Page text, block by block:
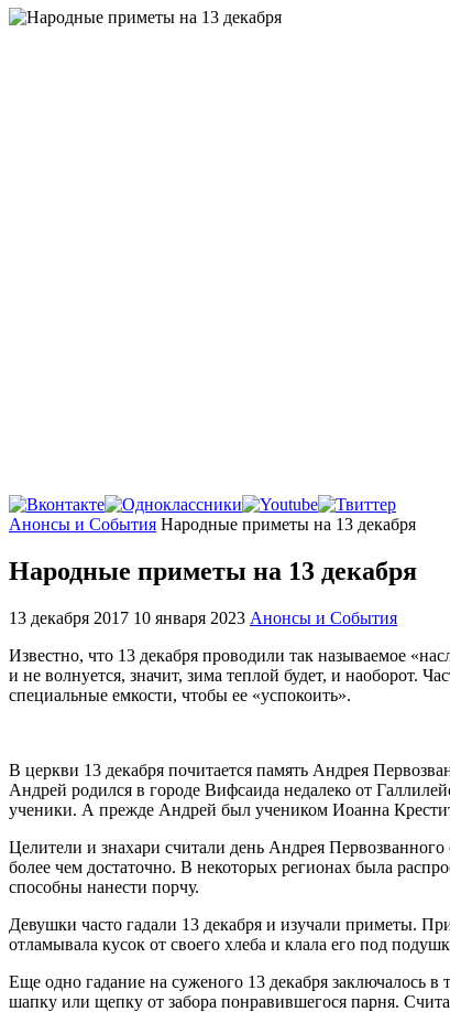
Главная
Анонсы и События Народные приметы на 13 декабря
Народные приметы на 13 декабря
13 декабря 2017 10 января 2023 Анонсы и События
Известно, что 13 декабря проводили так называемое
и не волнуется, значит, зима теплой будет, и
специальные емкости, чтобы ее «успокоить».
В церкви 13 декабря почитается память Андрея
Андрей родился в городе Вифсаида недалеко от
ученики. А прежде Андрей был учеником Иоанна
Целители и знахари считали день Андрея
более чем достаточно. В некоторых регионах была
способны нанести порчу.
Девушки часто гадали 13 декабря и изучали приметы.
отламывала кусок от своего хлеба и клала его под
Еще одно гадание на суженого 13 декабря заключалось
шапку или щепку от забора понравившегося парня.